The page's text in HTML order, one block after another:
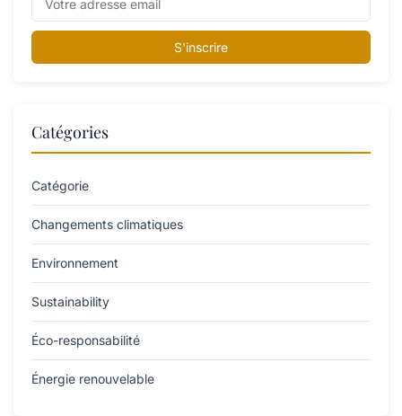
S'inscrire
Catégories
Catégorie
Changements climatiques
Environnement
Sustainability
Éco-responsabilité
Énergie renouvelable